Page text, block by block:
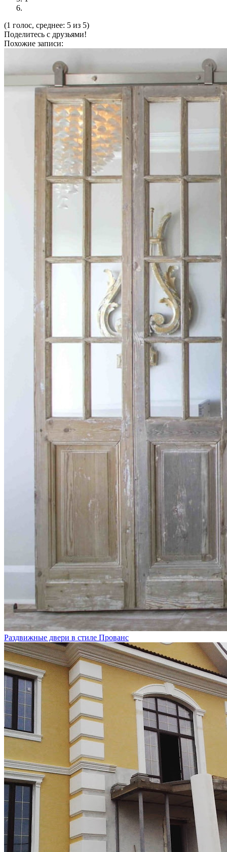
(1 голос, среднее: 5 из 5)
Поделитесь с друзьями!
Похожие записи:
Раздвижные двери в стиле Прованс